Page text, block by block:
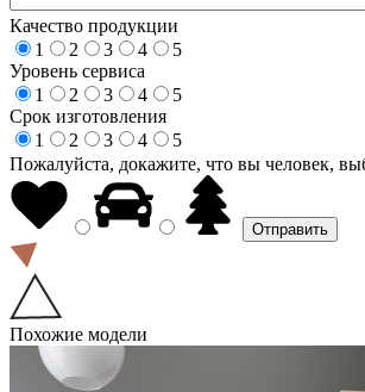
Качество продукции
1
2 3 4
5
Уровень сервиса
1
2 3 4
5
Срок изготовления
1
2 3 4
5
Пожалуйста, докажите, что вы человек,
Похожие модели